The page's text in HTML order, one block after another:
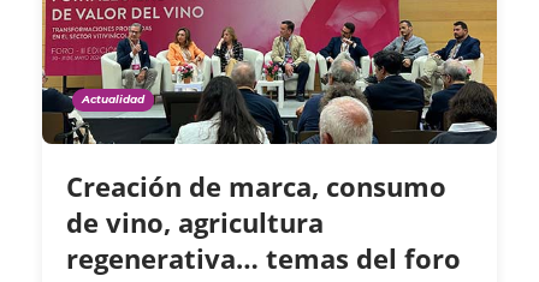
Actualidad
Creación de marca, consumo
de vino, agricultura
regenerativa… temas del foro